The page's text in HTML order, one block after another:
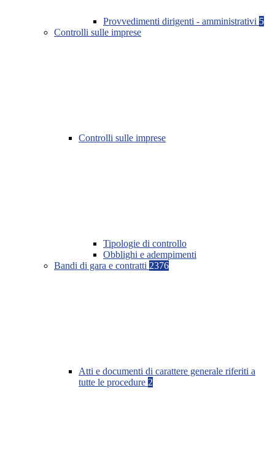
Provvedimenti dirigenti - amministrativi 5
Controlli sulle imprese
Controlli sulle imprese
Tipologie di controllo
Obblighi e adempimenti
Bandi di gara e contratti 2376
Atti e documenti di carattere generale riferiti a
tutte le procedure 2